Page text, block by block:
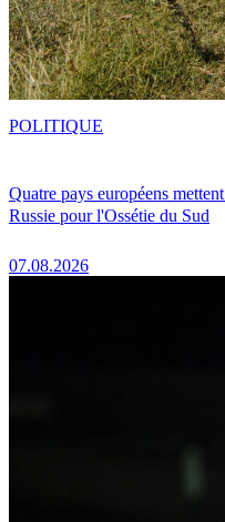
Quatre pays européens
Russie pour l'Ossétie du Sud
07.08.2026
POLITIQUE